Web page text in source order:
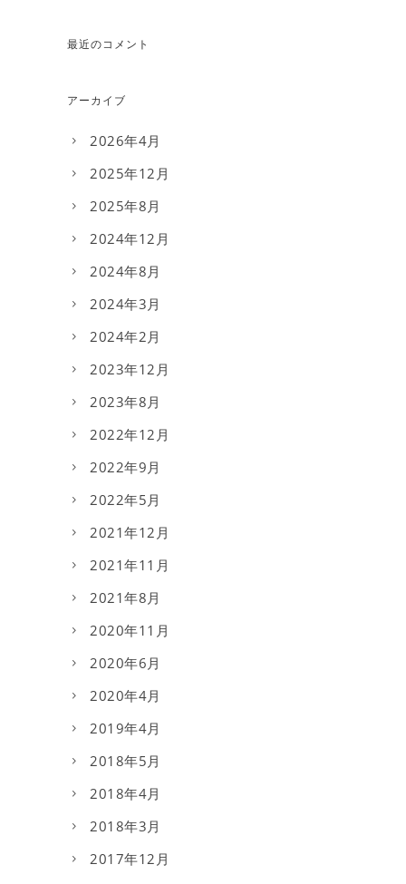
最近のコメント
アーカイブ
2026年4月
2025年12月
2025年8月
2024年12月
2024年8月
2024年3月
2024年2月
2023年12月
2023年8月
2022年12月
2022年9月
2022年5月
2021年12月
2021年11月
2021年8月
2020年11月
2020年6月
2020年4月
2019年4月
2018年5月
2018年4月
2018年3月
2017年12月